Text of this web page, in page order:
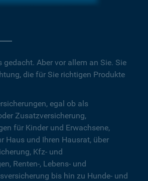
gedacht. Aber vor allem an Sie. Sie
die für Sie richtigen Produkte
egal ob als
Zusatzversicherung,
für Kinder und Erwachsene,
Haus und Ihren Hausrat, über
Kfz- und
Renten-, Lebens- und
bis hin zu Hunde- und